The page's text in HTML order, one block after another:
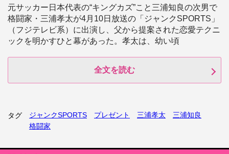
元サッカー日本代表の“キングカズ”こと三浦知良の次男で
格闘家・三浦孝太が4月10日放送の「ジャンクSPORTS」
（フジテレビ系）に出演し、父から提案された恋愛テクニ
ックを明かすひと幕があった。孝太は、幼い頃
全文を読む
タグ ジャンクSPORTS プレゼント 三浦孝太
三浦知良
格闘家